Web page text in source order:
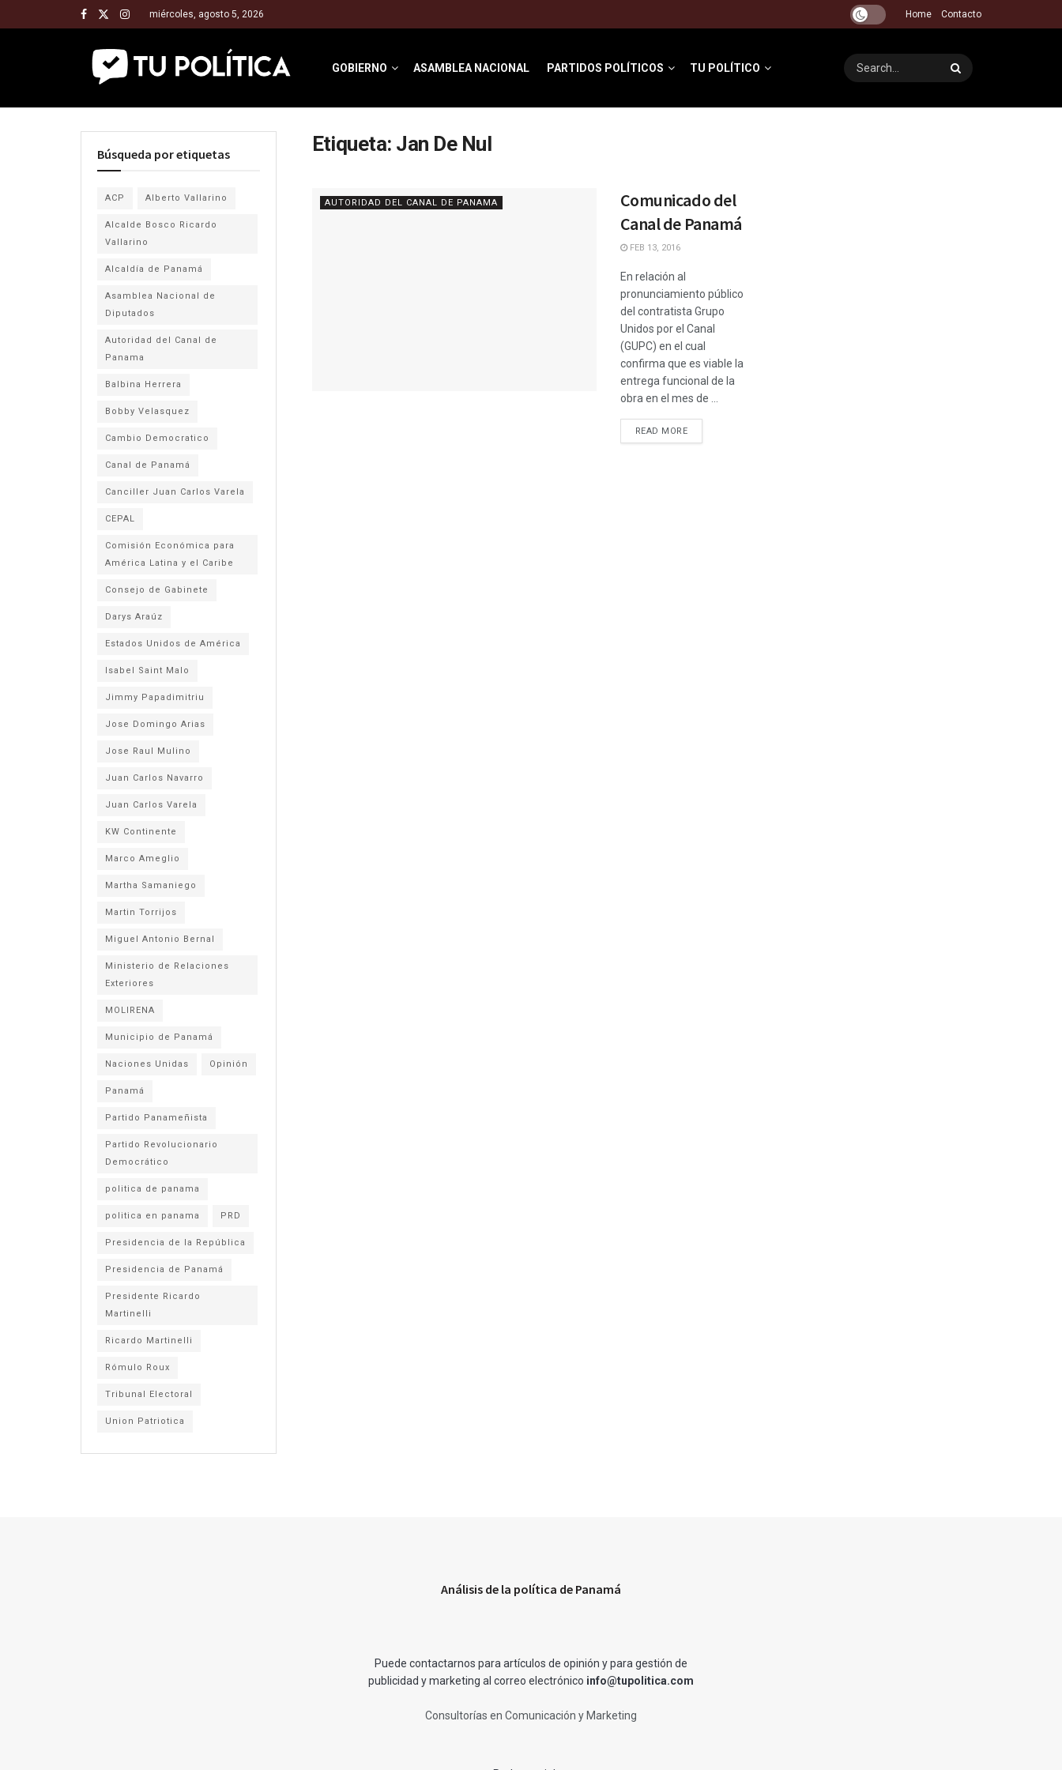
miércoles, agosto 5, 2026 Home Contacto
GOBIERNO ASAMBLEA NACIONAL PARTIDOS POLÍTICOS TU POLÍTICO
Etiqueta: Jan De Nul
AUTORIDAD DEL CANAL DE PANAMA
Comunicado del
Canal de Panamá
FEB 13, 2016
En relación al
pronunciamiento público
del contratista Grupo
Unidos por el Canal
(GUPC) en el cual
confirma que es viable la
entrega funcional de la
obra en el mes de ...
READ MORE
Búsqueda por etiquetas
ACP Alberto Vallarino
Alcalde Bosco Ricardo
Vallarino
Alcaldía de Panamá
Asamblea Nacional de
Diputados
Autoridad del Canal de
Panama
Balbina Herrera
Bobby Velasquez
Cambio Democratico
Canal de Panamá
Canciller Juan Carlos Varela
CEPAL
Comisión Económica para
América Latina y el Caribe
Consejo de Gabinete
Darys Araúz
Estados Unidos de América
Isabel Saint Malo
Jimmy Papadimitriu
Jose Domingo Arias
Jose Raul Mulino
Juan Carlos Navarro
Juan Carlos Varela
KW Continente
Marco Ameglio
Martha Samaniego
Martin Torrijos
Miguel Antonio Bernal
Ministerio de Relaciones
Exteriores
MOLIRENA
Municipio de Panamá
Naciones Unidas Opinión
Panamá
Partido Panameñista
Partido Revolucionario
Democrático
politica de panama
politica en panama PRD
Presidencia de la República
Presidencia de Panamá
Presidente Ricardo
Martinelli
Ricardo Martinelli
Rómulo Roux
Tribunal Electoral
Union Patriotica
Análisis de la política de Panamá
Puede contactarnos para artículos de opinión y para gestión de
publicidad y marketing al correo electrónico info@tupolitica.com
Consultorías en Comunicación y Marketing